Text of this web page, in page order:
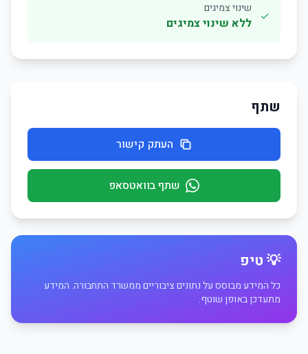
✓
שינוי צמיגים
ללא שינוי צמיגים
שתף
העתק קישור
שתף בוואטסאפ
💡 טיפ
כל המידע מבוסס על נתונים ציבוריים ממשרד התחבורה. המידע
מתעדכן באופן שוטף.